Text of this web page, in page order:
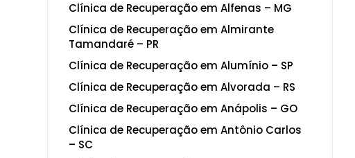
Clínica de Recuperação em Alfenas – MG
Clínica de Recuperação em Almirante
Tamandaré – PR
Clínica de Recuperação em Alumínio – SP
Clínica de Recuperação em Alvorada – RS
Clínica de Recuperação em Anápolis – GO
Clínica de Recuperação em Antônio Carlos
– SC